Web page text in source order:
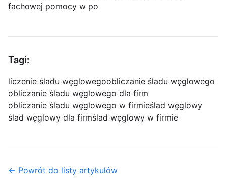
fachowej pomocy w po
Tagi:
liczenie śladu węglowegoobliczanie śladu węglowego
obliczanie śladu węglowego dla firm
obliczanie śladu węglowego w firmieślad węglowy
ślad węglowy dla firmślad węglowy w firmie
← Powrót do listy artykułów